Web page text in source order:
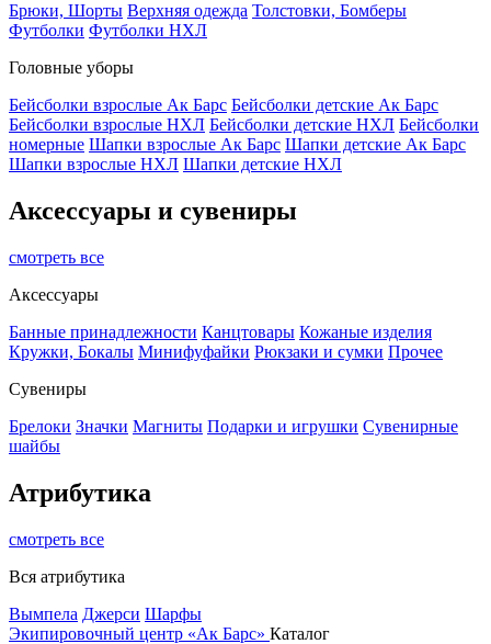
Брюки, Шорты Верхняя одежда Толстовки, Бомберы
Футболки Футболки НХЛ
Головные уборы
Бейсболки взрослые Ак Барс Бейсболки детские Ак Барс
Бейсболки взрослые НХЛ Бейсболки детские НХЛ Бейсболки
номерные Шапки взрослые Ак Барс Шапки детские Ак Барс
Шапки взрослые НХЛ Шапки детские НХЛ
Аксессуары и сувениры
смотреть все
Аксессуары
Банные принадлежности Канцтовары Кожаные изделия
Кружки, Бокалы Минифуфайки Рюкзаки и сумки Прочее
Сувениры
Брелоки Значки Магниты Подарки и игрушки Сувенирные
шайбы
Атрибутика
смотреть все
Вся атрибутика
Вымпела Джерси Шарфы
Экипировочный центр «Ак Барс» Каталог